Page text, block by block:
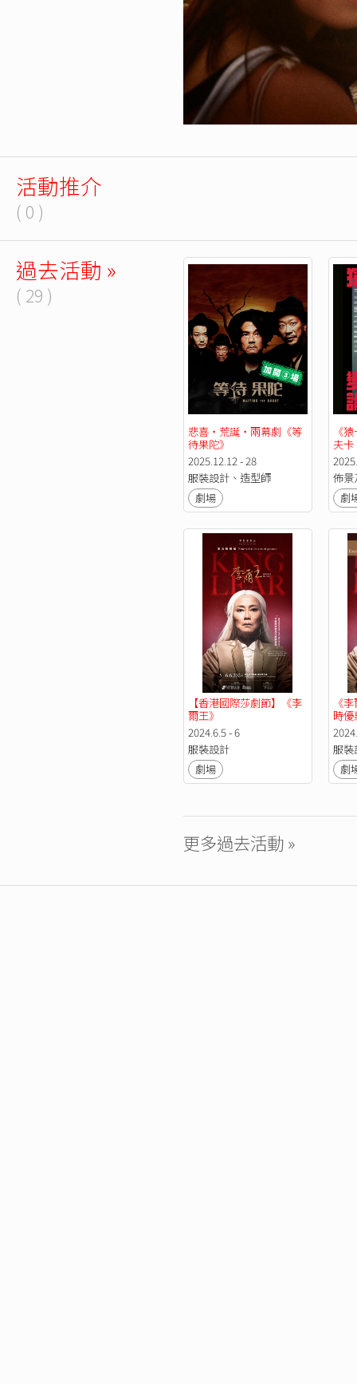
活動推介
( 0 )
過去活動 »
( 29 )
悲喜‧荒誕‧兩幕劇《等
待果陀》
2025.12.12 - 28
服裝設計、造型師
劇場
《
夫
佈景
劇
【香港國際莎劇節】《李
爾王》
2024.6.5 - 6
服裝設計
劇場
《
時
節】
服裝
劇
更多過去活動 »